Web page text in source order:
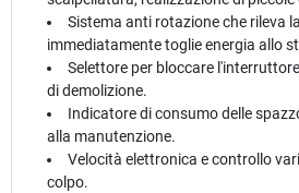
Sistema anti rotazione che rileva
immediatamente toglie energia allo
Selettore per bloccare
di demolizione.
Indicatore di consumo delle
alla manutenzione.
Velocità elettronica e controllo
colpo.